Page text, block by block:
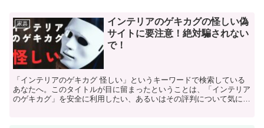
家具
インテリアのゲキカグの怪しい偽
サイトに要注意！絶対騙されない
で！
「インテリアのゲキカグ 怪しい」というキーワードで検索している
あなたへ。このタイトルが目に留まったということは、「インテリア
のゲキカグ」を安全に利用したい、あるいはその評判について気にな